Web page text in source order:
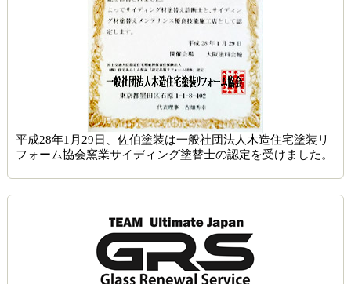
平成28年1月29日、佐伯塗装は一般社団法人木造住宅塗装リ
フォーム協会窯業サイディング塗替士の認定を受けました。